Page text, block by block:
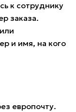
к сотруднику
заказа.
и имя, на кого
европочту.